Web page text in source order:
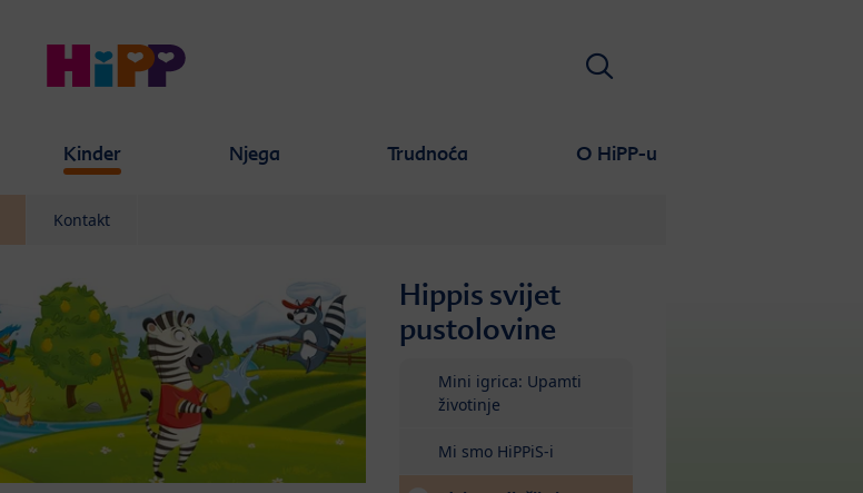
Kinder Njega Trudnoća O HiPP-u
Тражи
Kontakt
Hippis svijet
pustolovine
Mini igrica: Upamti
životinje
Mi smo HiPPiS-i